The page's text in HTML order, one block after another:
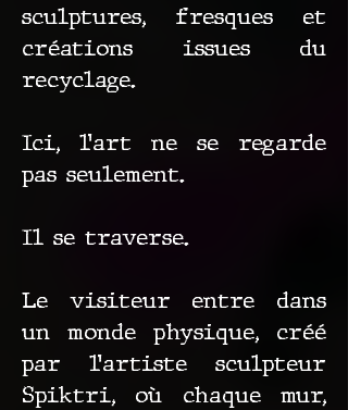
sculptures, fresques et
créations issues du
recyclage.
Ici, l’art ne se regarde
pas seulement.
Il se traverse.
Le visiteur entre dans
un monde physique, créé
par l’artiste sculpteur
Spiktri, où chaque mur,